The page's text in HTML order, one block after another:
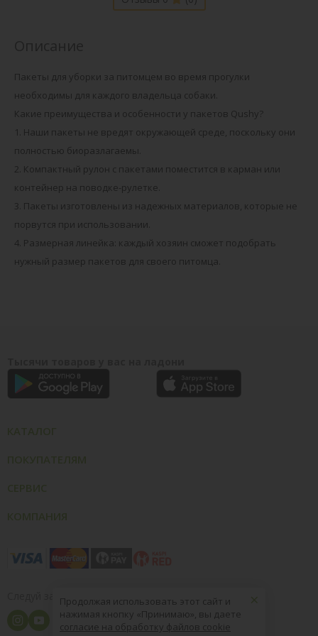
Пакеты для уборки за питомцем во время прогулки
необходимы для каждого владельца собаки.
Какие преимущества и особенности у пакетов Qushy?
1. Наши пакеты не вредят окружающей среде, поскольку они
полностью биоразлагаемы.
2. Компактный рулон с пакетами поместится в карман или
контейнер на поводке-рулетке.
3. Пакеты изготовлены из надежных материалов, которые не
порвутся при использовании.
4. Размерная линейка: каждый хозяин сможет подобрать
нужный размер пакетов для своего питомца.
Следуй за нами ×
Продолжая использовать этот сайт и
нажимая кнопку «Принимаю», вы даете
согласие на обработку файлов cookie